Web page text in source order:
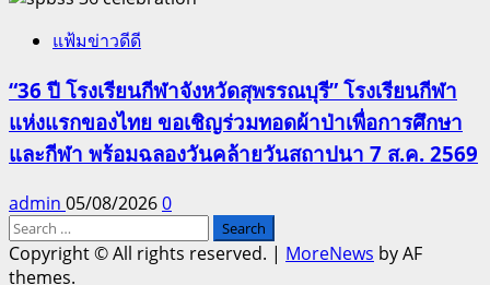
แฟ้มข่าวดีดี
“36 ปี โรงเรียนกีฬาจังหวัดสุพรรณบุรี” โรงเรียนกีฬา
แห่งแรกของไทย ขอเชิญร่วมทอดผ้าป่าเพื่อการศึกษา
และกีฬา พร้อมฉลองวันคล้ายวันสถาปนา 7 ส.ค. 2569
admin 05/08/20260
Search
for:
Copyright © All rights reserved. | MoreNews by AF
themes.